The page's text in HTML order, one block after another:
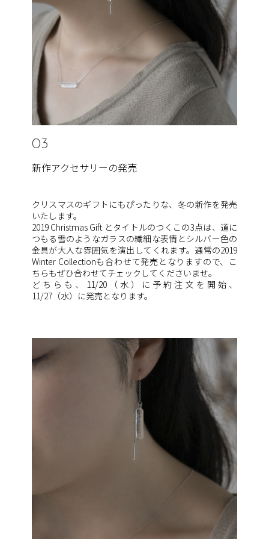
03
新作アクセサリーの発売
クリスマスのギフトにもぴったりな、冬の新作を発売
いたします。
2019 Christmas Gift とタイトルのつくこの3点は、道に
つもる雪のようなガラスの繊細な表情とシルバー色の
金具が大人な雰囲気を演出してくれます。通常の2019
Winter Collectionも合わせて発売となりますので、こ
ちらもぜひ合わせてチェックしてくださいませ。
どちらも、11/20（水）に予約注文を開始、
11/27（水）に発売となります。